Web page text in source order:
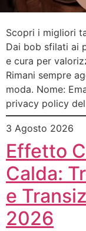
Scopri i migliori
Dai bob sfilati ai
e cura per
Rimani sempre
moda. Nome:
privacy policy
3 Agosto 2026
Effetto
Calda:
e
2026